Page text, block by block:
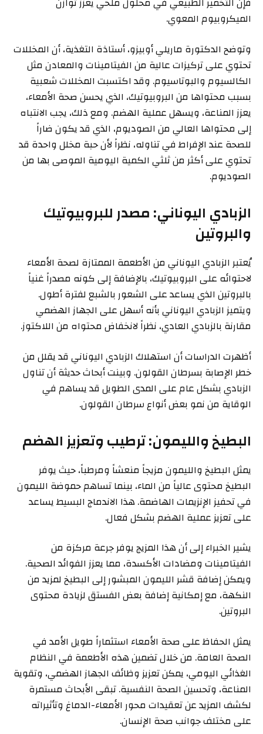
الميكروبيوم المعوي.
وتوضح الدكتورة ماريلي أوبيزو، أستاذة التغذية، أن المخللات
تحتوي على تركيزات عالية من الفيتامينات والمعادن مثل
الكالسيوم والبوتاسيوم. وقد اكتسبت المخللات شعبية
بسبب محتواها من البروبيوتيك، الذي يحسن صحة الأمعاء،
يعزز المناعة، ويسهل عملية الهضم. ومع ذلك، يجب الانتباه
إلى محتواها العالي من الصوديوم، الذي قد يكون ضاراً
للصحة عند الإفراط في تناوله، نظراً لأن حبة مخلل واحدة قد
تحتوي على أكثر من ثلثي الكمية اليومية الموصى بها من
الصوديوم.
الزبادي اليوناني: مصدر للبروبيوتيك
والبروتين
يُعتبر الزبادي اليوناني من الأطعمة الممتازة لصحة الأمعاء
لاحتوائه على البروبيوتيك، بالإضافة إلى كونه مصدراً غنياً
بالبروتين الذي يساعد على الشعور بالشبع لفترة أطول.
ويتميز الزبادي اليوناني بأنه أسهل على الجهاز الهضمي
مقارنة بالزبادي العادي، نظراً لانخفاض محتواه من اللاكتوز.
أظهرت الدراسات أن استهلاك الزبادي اليوناني قد يقلل من
خطر الإصابة بسرطان القولون. وبينت أبحاث حديثة أن تناول
الزبادي بشكل عام على المدى الطويل قد يساهم في
الوقاية من نمو بعض أنواع سرطان القولون.
البطيخ والليمون: ترطيب وتعزيز الهضم
يمثل البطيخ والليمون مزيجاً منعشاً ومرطباً، حيث يوفر
البطيخ محتوى عالياً من الماء، بينما تساهم حموضة الليمون
في تحفيز الإنزيمات الهاضمة. هذا الاندماج البسيط يساعد
على تعزيز عملية الهضم بشكل فعال.
يشير الخبراء إلى أن هذا المزيج يوفر جرعة مركزة من
الفيتامينات ومضادات الأكسدة، مما يعزز الفوائد الصحية.
ويمكن إضافة قشر الليمون المبشور إلى البطيخ لمزيد من
النكهة، مع إمكانية إضافة بعض الفستق لزيادة محتوى
البروتين.
يمثل الحفاظ على صحة الأمعاء استثماراً طويل الأمد في
الصحة العامة. من خلال تضمين هذه الأطعمة في النظام
الغذائي اليومي، يمكن تعزيز وظائف الجهاز الهضمي، وتقوية
المناعة، وتحسين الصحة النفسية. تبقى الأبحاث مستمرة
لكشف المزيد عن تعقيدات محور الأمعاء-الدماغ وتأثيراته
على مختلف جوانب صحة الإنسان.